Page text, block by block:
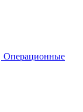
Операционные